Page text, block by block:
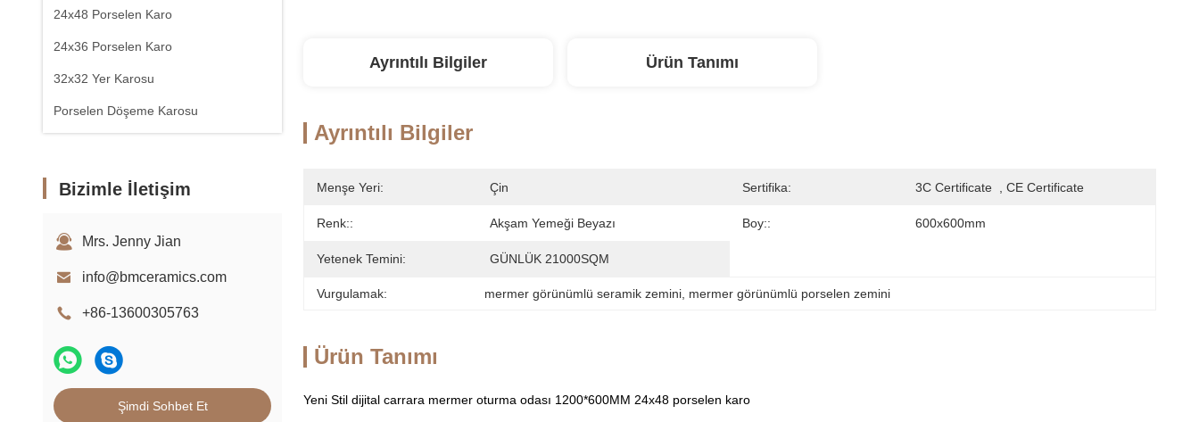
24x48 Porselen Karo
24x36 Porselen Karo
32x32 Yer Karosu
Porselen Döşeme Karosu
Bizimle İletişim
Mrs. Jenny Jian
info@bmceramics.com
+86-13600305763
Şimdi Sohbet Et
Ayrıntılı Bilgiler Ürün Tanımı
Ayrıntılı Bilgiler
Menşe Yeri: Çin Sertifika: 3C Certificate  , CE Certificate
Renk:: Akşam Yemeği Beyazı Boy:: 600x600mm
Yetenek Temini: GÜNLÜK 21000SQM
Vurgulamak: mermer görünümlü seramik zemini mermer görünümlü porselen zemini
Ürün Tanımı
Yeni Stil dijital carrara mermer oturma odası 1200*600MM 24x48 porselen karo